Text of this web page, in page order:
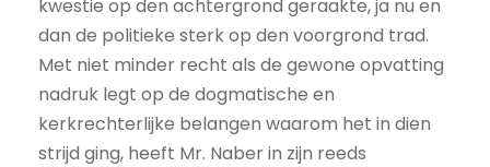
kwestie op den achtergrond geraakte, ja nu en
dan de politieke sterk op den voorgrond trad.
Met niet minder recht als de gewone opvatting
nadruk legt op de dogmatische en
kerkrechterlijke belangen waarom het in dien
strijd ging, heeft Mr. Naber in zijn reeds